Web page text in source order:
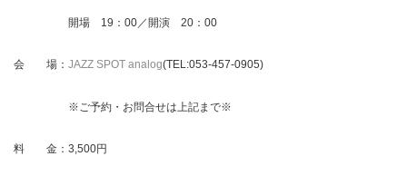
開場 19：00／開演 20：00
会 場： JAZZ SPOT analog(TEL:053-457-0905)
※ご予約・お問合せは上記まで※
料 金：3,500円